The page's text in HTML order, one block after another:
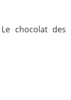
chocolat des